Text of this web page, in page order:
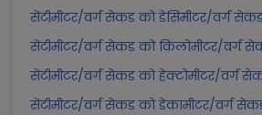
सेंटीमीटर/वर्ग सेकंड को डेसिमीटर/वर्ग
सेंटीमीटर/वर्ग सेकंड को किलोमीटर/वर्ग
सेंटीमीटर/वर्ग सेकंड को हेक्टोमीटर/वर्ग
सेंटीमीटर/वर्ग सेकंड को डेकामीटर/वर्ग